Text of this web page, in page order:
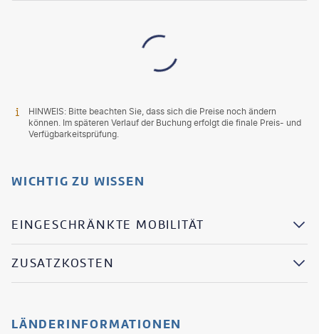
HINWEIS: Bitte beachten Sie, dass sich die Preise noch ändern
können. Im späteren Verlauf der Buchung erfolgt die finale Preis- und
Verfügbarkeitsprüfung.
WICHTIG ZU WISSEN
EINGESCHRÄNKTE MOBILITÄT
ZUSATZKOSTEN
LÄNDERINFORMATIONEN